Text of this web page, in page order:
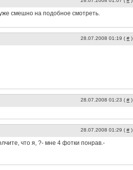
смешно на подобное смотреть.
28.07.2008 01:19 ( # )
28.07.2008 01:23 ( # )
28.07.2008 01:29 ( # )
что я, ?- мне 4 фотки понрав.-